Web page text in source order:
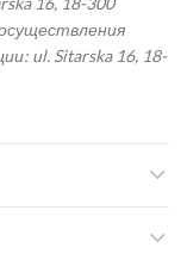
ul. Sitarska 16, 18-